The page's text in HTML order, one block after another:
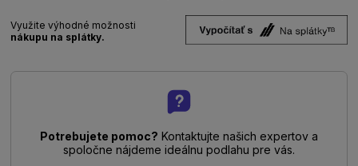
Využite výhodné možnosti
nákupu na splátky.
Potrebujete pomoc? Kontaktujte našich expertov a
spoločne nájdeme ideálnu podlahu pre vás.